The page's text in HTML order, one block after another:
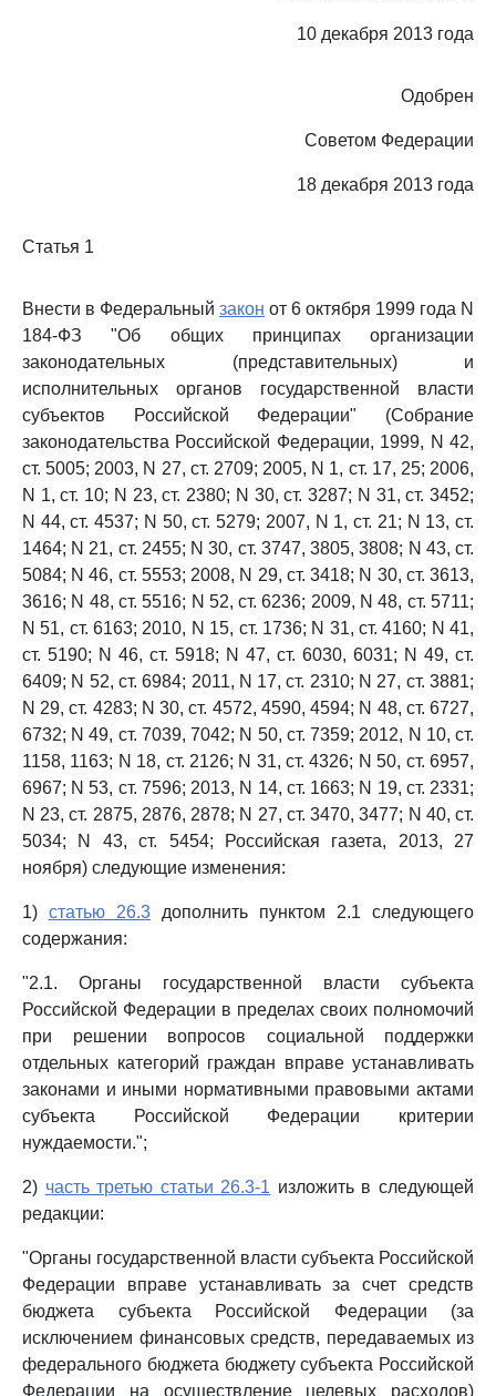
10 декабря 2013 года
Одобрен
Советом Федерации
18 декабря 2013 года
Статья 1
Внести в Федеральный закон от 6 октября 1999 года N
184-ФЗ "Об общих принципах организации
законодательных (представительных) и
исполнительных органов государственной власти
субъектов Российской Федерации" (Собрание
законодательства Российской Федерации, 1999, N 42,
ст. 5005; 2003, N 27, ст. 2709; 2005, N 1, ст. 17, 25; 2006,
N 1, ст. 10; N 23, ст. 2380; N 30, ст. 3287; N 31, ст. 3452;
N 44, ст. 4537; N 50, ст. 5279; 2007, N 1, ст. 21; N 13, ст.
1464; N 21, ст. 2455; N 30, ст. 3747, 3805, 3808; N 43, ст.
5084; N 46, ст. 5553; 2008, N 29, ст. 3418; N 30, ст. 3613,
3616; N 48, ст. 5516; N 52, ст. 6236; 2009, N 48, ст. 5711;
N 51, ст. 6163; 2010, N 15, ст. 1736; N 31, ст. 4160; N 41,
ст. 5190; N 46, ст. 5918; N 47, ст. 6030, 6031; N 49, ст.
6409; N 52, ст. 6984; 2011, N 17, ст. 2310; N 27, ст. 3881;
N 29, ст. 4283; N 30, ст. 4572, 4590, 4594; N 48, ст. 6727,
6732; N 49, ст. 7039, 7042; N 50, ст. 7359; 2012, N 10, ст.
1158, 1163; N 18, ст. 2126; N 31, ст. 4326; N 50, ст. 6957,
6967; N 53, ст. 7596; 2013, N 14, ст. 1663; N 19, ст. 2331;
N 23, ст. 2875, 2876, 2878; N 27, ст. 3470, 3477; N 40, ст.
5034; N 43, ст. 5454; Российская газета, 2013, 27
ноября) следующие изменения:
1) статью 26.3 дополнить пунктом 2.1 следующего
содержания:
"2.1. Органы государственной власти субъекта
Российской Федерации в пределах своих полномочий
при решении вопросов социальной поддержки
отдельных категорий граждан вправе устанавливать
законами и иными нормативными правовыми актами
субъекта Российской Федерации критерии
нуждаемости.";
2) часть третью статьи 26.3-1 изложить в следующей
редакции:
"Органы государственной власти субъекта Российской
Федерации вправе устанавливать за счет средств
бюджета субъекта Российской Федерации (за
исключением финансовых средств, передаваемых из
федерального бюджета бюджету субъекта Российской
Федерации на осуществление целевых расходов)